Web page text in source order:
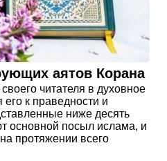
аятов Корана
читателя в духовное
к праведности и
ниже десять
основной посыл ислама, и
протяжении всего